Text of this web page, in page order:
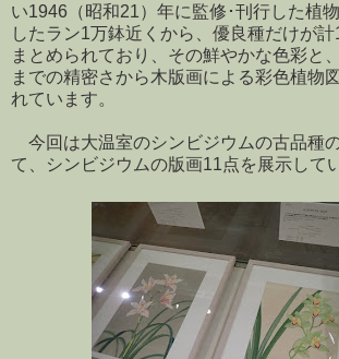
い1946（昭和21）年に監修･刊行した植
したラン1万鉢近くから、優良種だけが
まとめられており、その鮮やかな色彩と
までの精密さから木版画による彩色植物
れています。
今回は大温室のシンビジウムの古品種
て、シンビジウムの版画11点を展示して